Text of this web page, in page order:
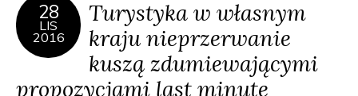
28
LIS
2016
Turystyka w własnym
kraju nieprzerwanie
kuszą zdumiewającymi
propozycjami last minute